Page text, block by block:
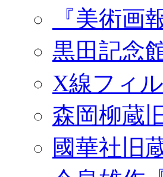
『美術画
黒田記念
X線フィ
森岡柳蔵
國華社旧